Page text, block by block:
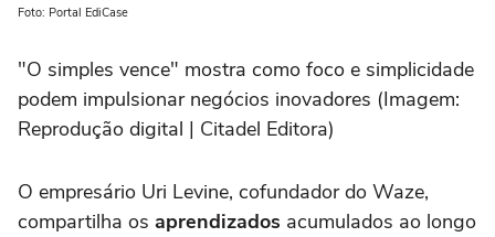
Foto: Portal EdiCase
"O simples vence" mostra como foco e simplicidade
podem impulsionar negócios inovadores (Imagem:
Reprodução digital | Citadel Editora)
O empresário Uri Levine, cofundador do Waze,
compartilha os aprendizados acumulados ao longo